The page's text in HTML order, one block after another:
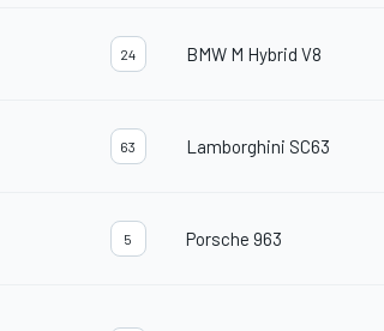
24 BMW M Hybrid V8
63 Lamborghini SC63
5 Porsche 963